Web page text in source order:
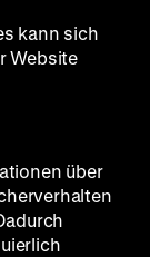
kann sich
Website
über